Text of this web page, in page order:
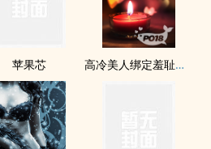
苹果芯 高冷美人绑定羞耻直播系统